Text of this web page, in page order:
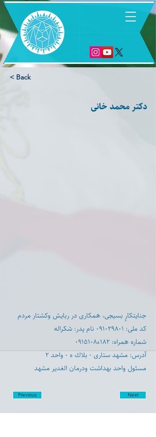
< Back
دكتر محمد خانى
جنايتكارٍ بسيجى، همكارى در ربايش وكشتار مردم
كد ملى: ٠٩١٠٢٩٨٠١ نام پدر: شكراله
شماره همراه: ١٨٢ء٠٩١٥١٠٨
آدرس: مشهد ستارى - بلاك ه - واحد ٢
مسئول واحد بهداشت ودرمان الغدير مشهد
Previous Next